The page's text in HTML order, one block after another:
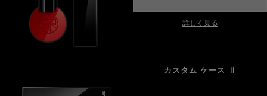
詳しく見る
カスタム ケース Ⅱ